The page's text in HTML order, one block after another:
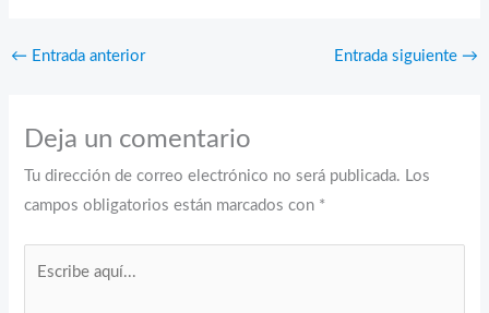
← Entrada anterior Entrada siguiente →
Deja un comentario
Tu dirección de correo electrónico no será publicada. Los
campos obligatorios están marcados con *